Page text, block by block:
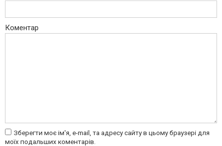
Коментар
Зберегти моє ім'я, e-mail, та адресу сайту в цьому браузері для
моїх подальших коментарів.